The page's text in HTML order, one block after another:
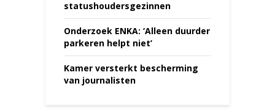
statushoudersgezinnen
Onderzoek ENKA: ‘Alleen duurder
parkeren helpt niet’
Kamer versterkt bescherming
van journalisten